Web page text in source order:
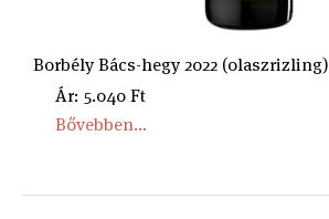
Borbély Bács-hegy 2022 (olaszrizling)
Ár: 5.040 Ft
Bővebben...